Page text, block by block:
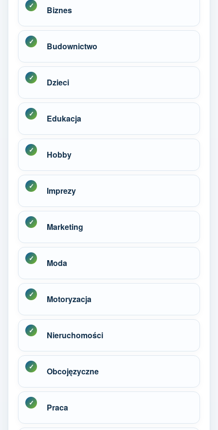
Biznes
Budownictwo
Dzieci
Edukacja
Hobby
Imprezy
Marketing
Moda
Motoryzacja
Nieruchomości
Obcojęzyczne
Praca